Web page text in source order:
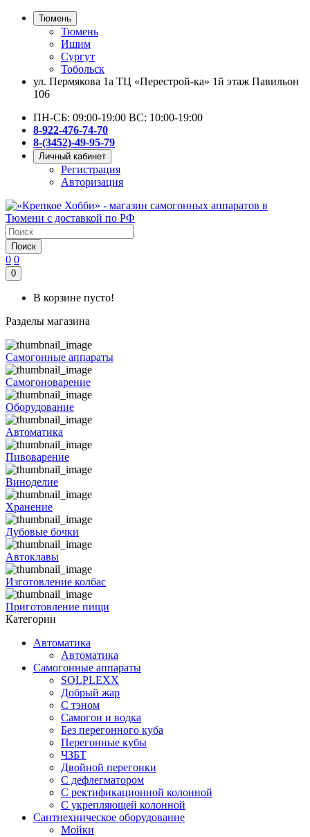
Тюмень
Тюмень
Ишим
Сургут
Тобольск
ул. Пермякова 1а ТЦ «Перестрой-ка» 1й этаж Павильон
106
ПН-СБ: 09:00-19:00 ВС: 10:00-19:00
8-922-476-74-70
8-(3452)-49-95-79
Личный кабинет
Регистрация
Авторизация
Поиск
0 0
0
В корзине пусто!
Разделы магазина
Самогонные аппараты
Самогоноварение
Оборудование
Автоматика
Пивоварение
Виноделие
Хранение
Дубовые бочки
Автоклавы
Изготовление колбас
Приготовление пищи
Категории
Автоматика
Автоматика
Самогонные аппараты
SOLPLEXX
Добрый жар
С тэном
Самогон и водка
Без перегонного куба
Перегонные кубы
ЧЗБТ
Двойной перегонки
С дефлегматором
С ректификационной колонной
С укрепляющей колонной
Сантнехническое оборудование
Мойки